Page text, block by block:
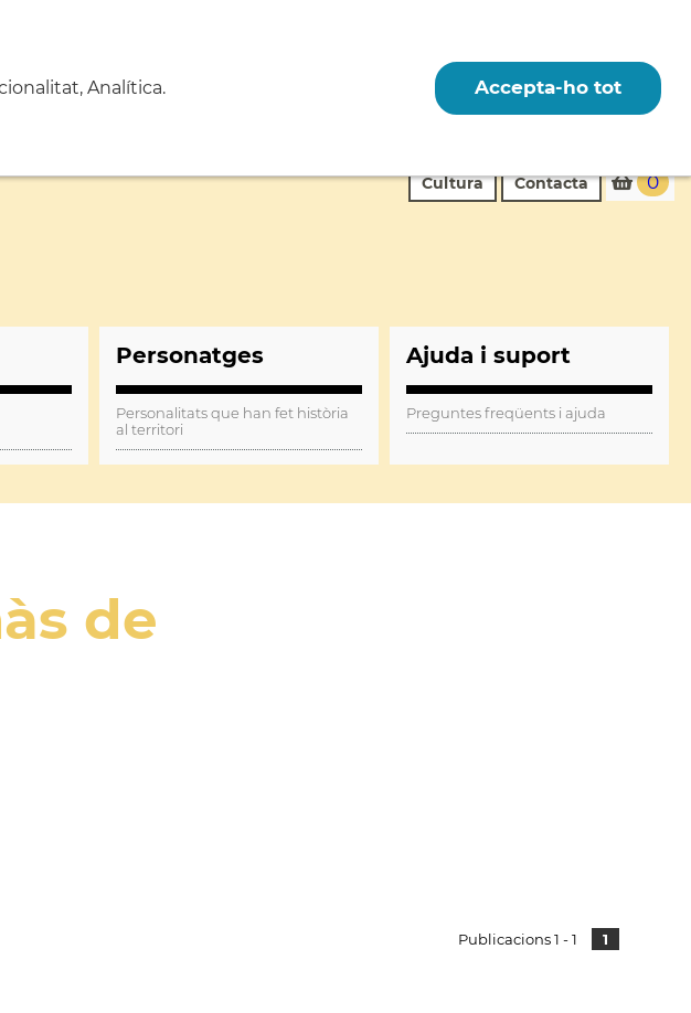
Cultura Contacta 0
Personatges
Personalitats que han fet història
al territori
Ajuda i suport
Preguntes freqüents i ajuda
de
Publicacions 1 - 1 1
Analítica. Accepta-ho tot